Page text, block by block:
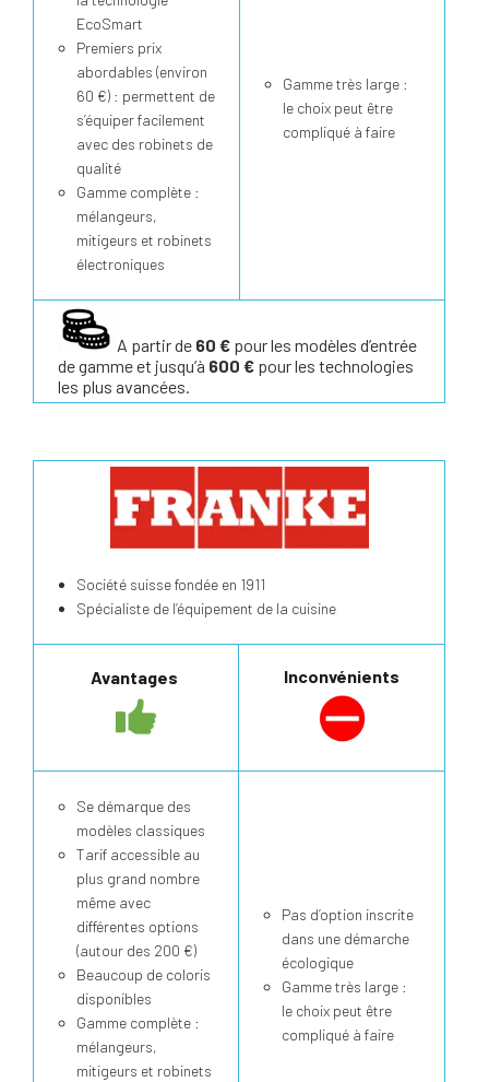
EcoSmart
Premiers prix
abordables (environ
60 €) : permettent de
s’équiper facilement
avec des robinets de
qualité
Gamme complète :
mélangeurs,
mitigeurs et robinets
électroniques
Gamme très large :
le choix peut être
compliqué à faire
A partir de 60 € pour les modèles d’entrée
de gamme et jusqu’à 600 € pour les technologies
les plus avancées.
Société suisse fondée en 1911
Spécialiste de l’équipement de la cuisine
Avantages Inconvénients
Se démarque des
modèles classiques
Tarif accessible au
plus grand nombre
même avec
différentes options
(autour des 200 €)
Beaucoup de coloris
disponibles
Gamme complète :
mélangeurs,
mitigeurs et robinets
Pas d’option inscrite
dans une démarche
écologique
Gamme très large :
le choix peut être
compliqué à faire